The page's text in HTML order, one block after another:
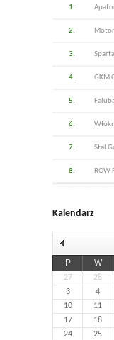
1.
2.
3.
4. GKM
5.
6.
7. Stal
8. ROW
Kalendarz
P W
27 28
3
4
10
11
17
18
24
25